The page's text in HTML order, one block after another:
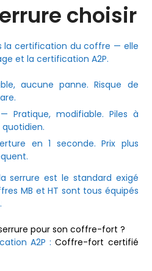
choisir
la certification du coffre — elle
et la certification A2P.
aucune panne. Risque de
— Pratique, modifiable. Piles à
quotidien.
en 1 seconde. Prix plus
serrure est le standard exigé
MB et HT sont tous équipés
pour son coffre-fort ?
A2P :Coffre-fort certifié